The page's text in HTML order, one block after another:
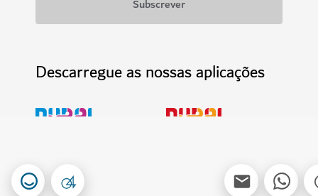
Descarregue as nossas aplicações
Dubai